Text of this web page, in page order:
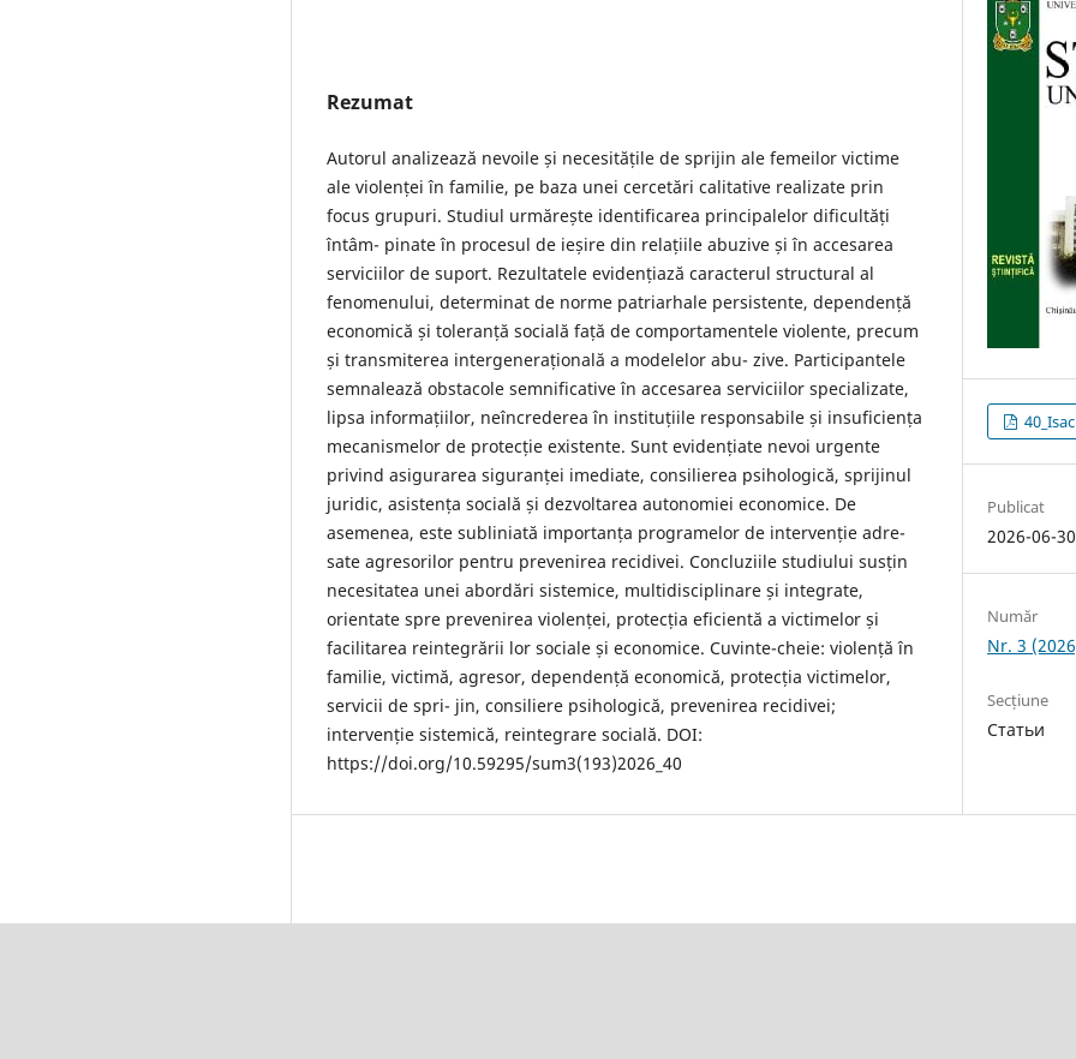
Rezumat
Autorul analizează nevoile și necesitățile de sprijin ale femeilor victime
ale violenței în familie, pe baza unei cercetări calitative realizate prin
focus grupuri. Studiul urmărește identificarea principalelor dificultăți
întâm- pinate în procesul de ieșire din relațiile abuzive și în accesarea
serviciilor de suport. Rezultatele evidențiază caracterul structural al
fenomenului, determinat de norme patriarhale persistente, dependență
economică și toleranță socială față de comportamentele violente, precum
și transmiterea intergenerațională a modelelor abu- zive. Participantele
semnalează obstacole semnificative în accesarea serviciilor specializate,
lipsa informațiilor, neîncrederea în instituțiile responsabile și insuficiența
mecanismelor de protecție existente. Sunt evidențiate nevoi urgente
privind asigurarea siguranței imediate, consilierea psihologică, sprijinul
juridic, asistența socială și dezvoltarea autonomiei economice. De
asemenea, este subliniată importanța programelor de intervenție adre-
sate agresorilor pentru prevenirea recidivei. Concluziile studiului susțin
necesitatea unei abordări sistemice, multidisciplinare și integrate,
orientate spre prevenirea violenței, protecția eficientă a victimelor și
facilitarea reintegrării lor sociale și economice. Cuvinte-cheie: violență în
familie, victimă, agresor, dependență economică, protecția victimelor,
servicii de spri- jin, consiliere psihologică, prevenirea recidivei;
intervenție sistemică, reintegrare socială. DOI:
https://doi.org/10.59295/sum3(193)2026_40
Publicat
2026-06-30
Număr
Nr. 3
Secțiune
Статьи